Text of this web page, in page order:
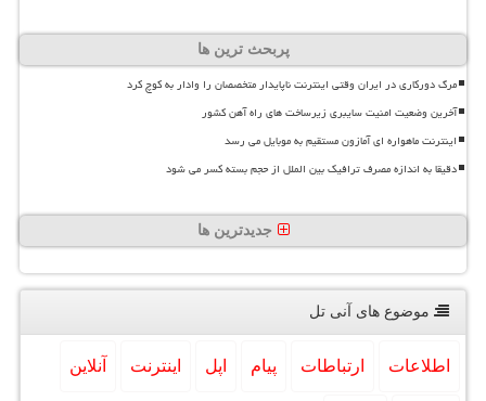
پربحث ترین ها
مرگ دورکاری در ایران وقتی اینترنت ناپایدار متخصصان را وادار به کوچ کرد
آخرین وضعیت امنیت سایبری زیرساخت های راه آهن کشور
اینترنت ماهواره ای آمازون مستقیم به موبایل می رسد
دقیقا به اندازه مصرف ترافیک بین الملل از حجم بسته کسر می شود
جدیدترین ها
موضوع های آنی تل
اطلاعات ارتباطات پیام اپل اینترنت آنلاین